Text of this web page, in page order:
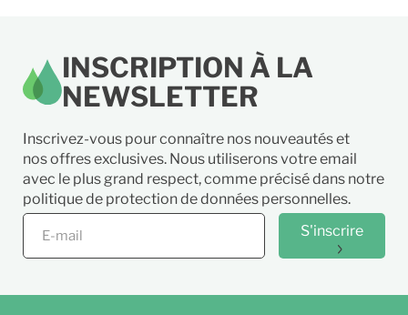
INSCRIPTION À LA
NEWSLETTER
Inscrivez-vous pour connaître nos nouveautés et
nos offres exclusives. Nous utiliserons votre email
avec le plus grand respect, comme précisé dans notre
politique de protection de données personnelles.
S'inscrire